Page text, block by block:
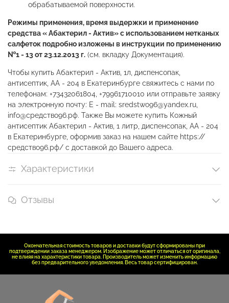
обрабатываемой поверхности.
Режимы применения, время выдержки и применение
средства « Абактерил - Актив» с использованием нетканых
салфеток подробно изложены в инструкции по применению
№1 - 13 от 23.12.2013 г. (см. вкладку Документация).
Чтобы купить Абактерил - Актив, 1л, диспенсопак,
антисептик, АА - 204 в Екатеринбурге свяжитесь с нами по
телефонам: +73432061804, +79961710010 или отправьте заявку
на электронную почту: E - mail: sredstwo96@yandex.ru,
info@средство96.рф. Также Вы можете купить Кожный
антисептик Абактерил - Актив, 1 литр, диспенсопак, АА - 204
в Екатеринбурге, оформив заказ на нашем сайте https://
средство96.рф/ с доставкой до Вашего адреса.
Характеристики
Отзывы
Окончательная стоимость товаров и доставки будут сформированы при
подтверждении заказа менеджером. Изображение может отличаться от оригинала,
не влияя на характеристики товара. Производитель может изменить информацию
без предварительного уведомления. Весь товар сертифицирован.